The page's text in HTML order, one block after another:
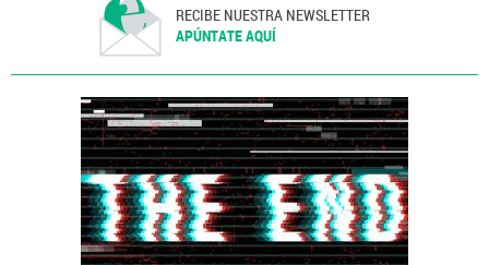
RECIBE NUESTRA NEWSLETTER
APÚNTATE AQUÍ